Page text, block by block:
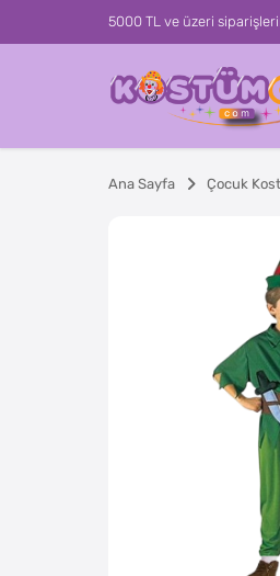
5000 TL ve üzeri
Ana Sayfa Çocuk